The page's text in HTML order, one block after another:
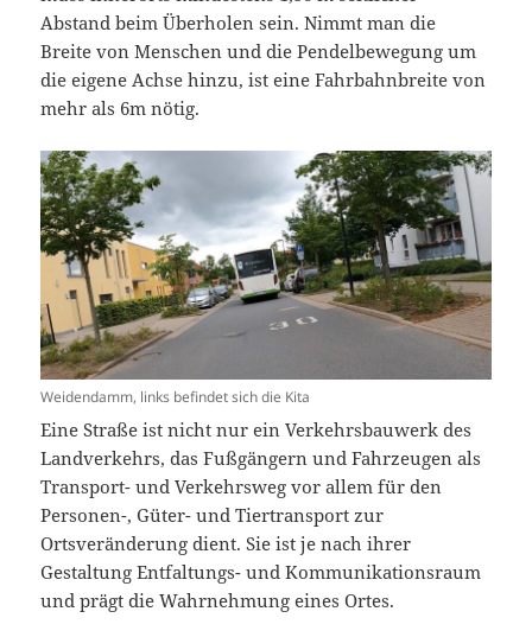
Abstand beim Überholen sein. Nimmt man die
Breite von Menschen und die Pendelbewegung um
die eigene Achse hinzu, ist eine Fahrbahnbreite von
mehr als 6m nötig.
Weidendamm, links befindet sich die Kita
Eine Straße ist nicht nur ein Verkehrsbauwerk des
Landverkehrs, das Fußgängern und Fahrzeugen als
Transport- und Verkehrsweg vor allem für den
Personen-, Güter- und Tiertransport zur
Ortsveränderung dient. Sie ist je nach ihrer
Gestaltung Entfaltungs- und Kommunikationsraum
und prägt die Wahrnehmung eines Ortes.